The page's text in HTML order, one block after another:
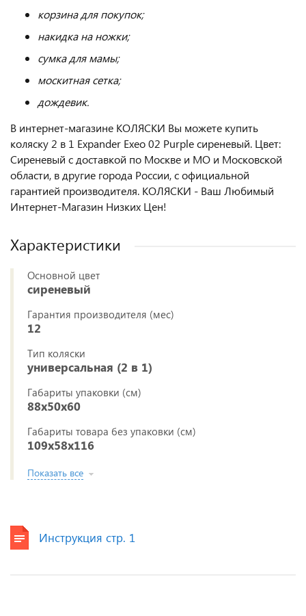
корзина для покупок;
накидка на ножки;
сумка для мамы;
москитная сетка;
дождевик.
В интернет-магазине КОЛЯСКИ Вы можете купить
коляску 2 в 1 Expander Exeo 02 Purple сиреневый. Цвет:
Сиреневый с доставкой по Москве и МО и Московской
области, в другие города России, с официальной
гарантией производителя. КОЛЯСКИ - Ваш Любимый
Интернет-Магазин Низких Цен!
Характеристики
Основной цвет
сиреневый
Гарантия производителя (мес)
12
Тип коляски
универсальная (2 в 1)
Габариты упаковки (см)
88x50x60
Габариты товара без упаковки (см)
109x58x116
Показать все
Инструкция стр. 1